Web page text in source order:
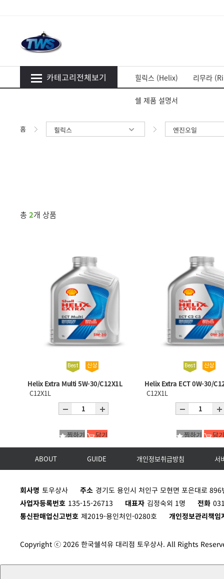
카테고리전체보기 힐릭스 (Helix) 리무라
쉘 제품 설명서
홈 힐릭스 엔진오일
총 2개 상품
Helix Extra Multi 5W-30/C12X1L
C12X1L
찜하기 담기
Helix Extra ECT 0W-30/
C12X1L
찜하기 담기
ABOUT GUIDE 개인정보취급방침 서
회사명 토우상사 주소 경기도 용인시 처인구 모현면 포은대로
사업자등록번호 135-15-26713 대표자 김정숙외 1명 전화
통신판매업신고번호 제2019-용인처인-0280호 개인정보관리책임
Copyright ⓒ 2026 한국쉘석유 대리점 토우상사. All Rights